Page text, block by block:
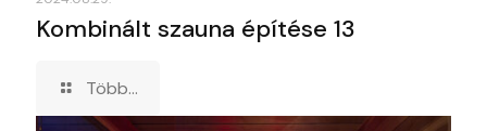
Kombinált szauna építése 13
Több...